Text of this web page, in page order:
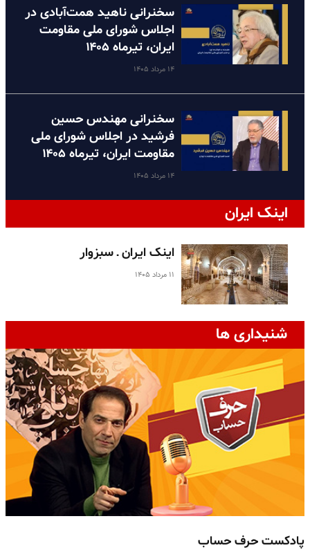
سخنرانی ناهید همت‌آبادی در
اجلاس شورای ملی مقاومت
ایران، تیرماه ۱۴۰۵
۱۴ مرداد ۱۴۰۵
سخنرانی مهندس حسین
فرشید در اجلاس شورای ملی
مقاومت ایران، تیرماه ۱۴۰۵
۱۴ مرداد ۱۴۰۵
اینک ایران
اینک ایران ـ سبزوار
۱۱ مرداد ۱۴۰۵
شنیداری ها
پادکست حرف حساب